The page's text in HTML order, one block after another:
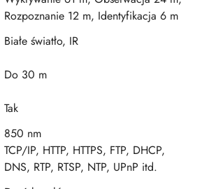
Rozpoznanie 12 m, Identyfikacja 6 m
Białe światło, IR
Do 30 m
Tak
850 nm
TCP/IP, HTTP, HTTPS, FTP, DHCP,
DNS, RTP, RTSP, NTP, UPnP itd.